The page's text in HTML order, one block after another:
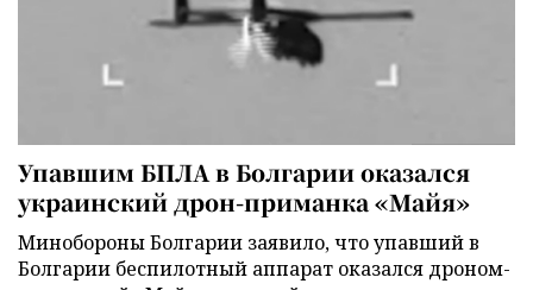
Упавшим БПЛА в Болгарии оказался
украинский дрон-приманка «Майя»
Минобороны Болгарии заявило, что упавший в
Болгарии беспилотный аппарат оказался дроном-